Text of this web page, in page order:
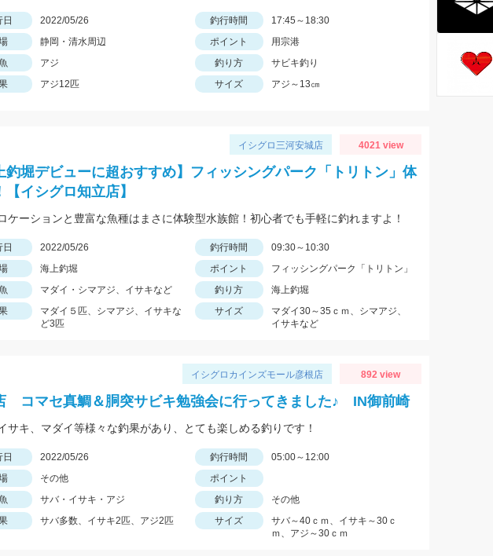
2022/05/26 釣行時間
17:45～18:30
静岡・清水周辺 ポイント
用宗港
アジ 釣り方
サビキ釣り
アジ12匹 サイズ アジ～13㎝
イシグロ三河安城店 4021 view
釣堀デビューに超おすすめ】フィッシングパーク「トリトン」体
【イシグロ知立店】
ケーションと豊富な魚種はまさに体験型水族館！初心者でも手軽に釣れますよ！
2022/05/26 釣行時間
09:30～10:30
海上釣堀 ポイント
フィッシングパーク「トリトン」
マダイ・シマアジ、イサキなど 釣り方
海上釣堀
マダイ５匹、シマアジ、イサキな
ど3匹
サイズ
マダイ30～35ｃｍ、シマアジ、
イサキなど
イシグロカインズモール彦根店 892 view
コマセ真鯛＆胴突サビキ勉強会に行ってきました♪ IN御前崎
サキ、マダイ等様々な釣果があり、とても楽しめる釣りです！
2022/05/26 釣行時間
05:00～12:00
その他
ポイント
サバ・イサキ・アジ 釣り方
その他
サバ多数、イサキ2匹、アジ2匹 サイズ
サバ～40ｃｍ、イサキ～30ｃ
ｍ、アジ～30ｃｍ